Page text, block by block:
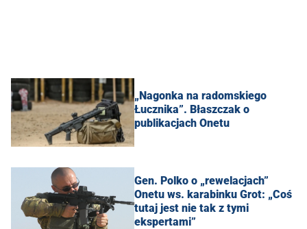
„Nagonka na radomskiego
Łucznika”. Błaszczak o
publikacjach Onetu
Gen. Polko o „rewelacjach”
Onetu ws. karabinku Grot: „Coś
tutaj jest nie tak z tymi
ekspertami”